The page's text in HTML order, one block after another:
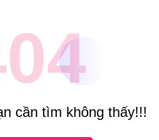
cần tìm không thấy!!!